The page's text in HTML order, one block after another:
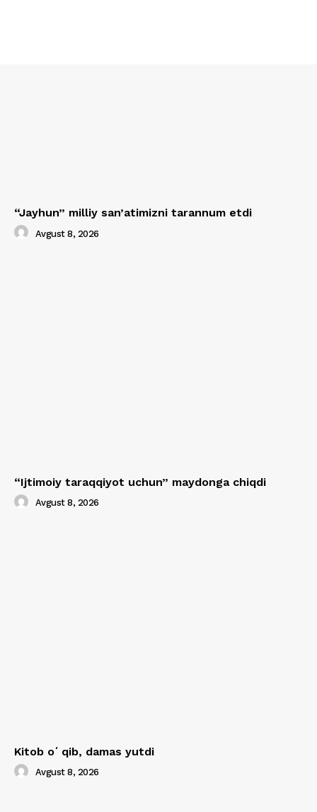
“Jayhun” milliy san’atimizni tarannum etdi
Avgust 8, 2026
“Ijtimoiy taraqqiyot uchun” maydonga chiqdi
Avgust 8, 2026
Kitob oʻqib, damas yutdi
Avgust 8, 2026